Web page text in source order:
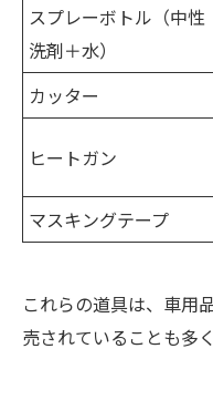
スプレーボトル（中性
洗剤＋水）
カッター
ヒートガン
マスキングテープ
これらの道具は、車用
売されていることも多